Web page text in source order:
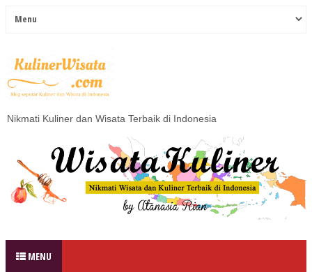
Nikmati Kuliner dan Wisata Terbaik di Indonesia
MENU